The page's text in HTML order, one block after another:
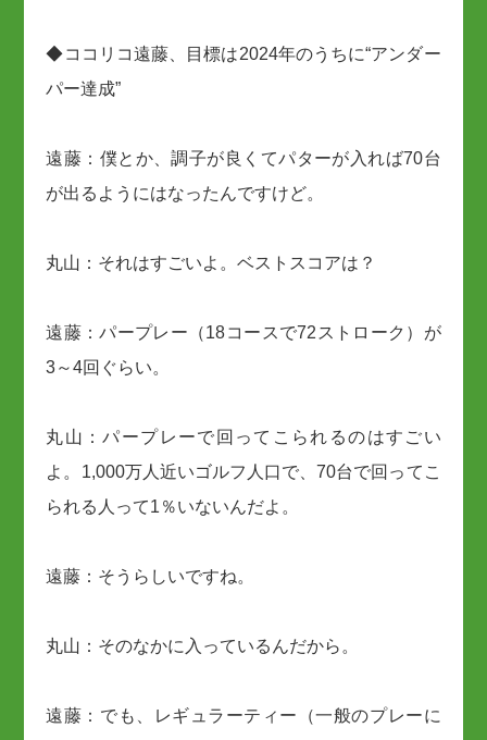
◆ココリコ遠藤、目標は2024年のうちに“アンダー
パー達成”
遠藤：僕とか、調子が良くてパターが入れば70台
が出るようにはなったんですけど。
丸山：それはすごいよ。ベストスコアは？
遠藤：パープレー（18コースで72ストローク）が
3～4回ぐらい。
丸山：パープレーで回ってこられるのはすごい
よ。1,000万人近いゴルフ人口で、70台で回ってこ
られる人って1％いないんだよ。
遠藤：そうらしいですね。
丸山：そのなかに入っているんだから。
遠藤：でも、レギュラーティー（一般のプレーに